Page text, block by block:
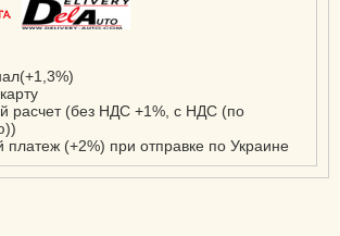
ContiSportContact 5 P
ContiSportContact 5
SUV
ContiVanContact 100
ContiVanContact 200
расчет (без НДС +1%, с НДС (по
(+2%) при отправке по Украине